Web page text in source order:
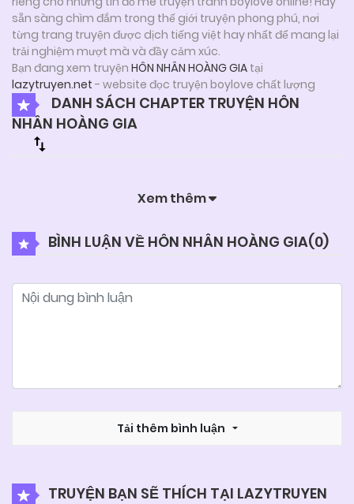
sẵn sàng chìm đắm trong thế giới truyện phong phú, nơi
từng trang truyện được dịch tiếng việt hay nhất để mang lại
trải nghiệm mượt mà và đầy cảm xúc.
Bạn đang xem truyện HÔN NHÂN HOÀNG GIA tại
lazytruyen.net - website đọc truyện boylove chất lượng
DANH SÁCH CHAPTER TRUYỆN HÔN
NHÂN HOÀNG GIA
Xem thêm
BÌNH LUẬN VỀ HÔN NHÂN HOÀNG GIA(0)
Tải thêm bình luận
TRUYỆN BẠN SẼ THÍCH TẠI LAZYTRUYEN